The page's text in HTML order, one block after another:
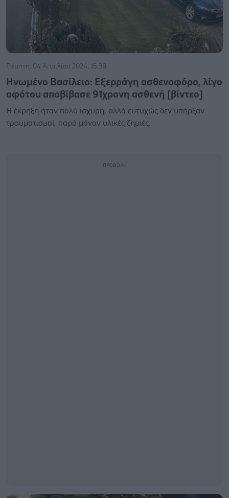
Πέμπτη, 04 Απριλίου 2024, 15:38
Ηνωμένο Βασίλειο: Εξερράγη ασθενοφόρο, λίγο
αφότου αποβίβασε 91χρονη ασθενή [βίντεο]
Η έκρηξη ήταν πολύ ισχυρή, αλλά ευτυχώς δεν υπήρξαν
τραυματισμοί, παρά μόνον υλικές ζημιές.